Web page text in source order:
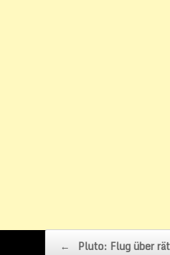
Beitragsnavigation
← Pluto: Flug über